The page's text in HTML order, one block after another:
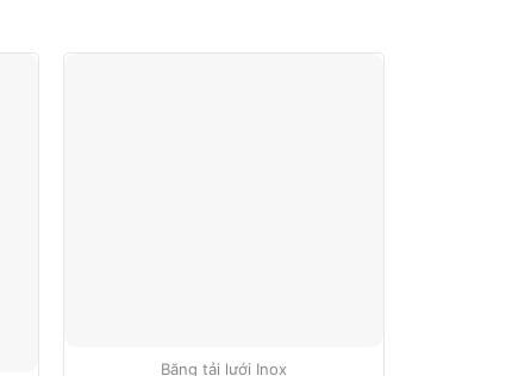
Băng tải lưới Inox